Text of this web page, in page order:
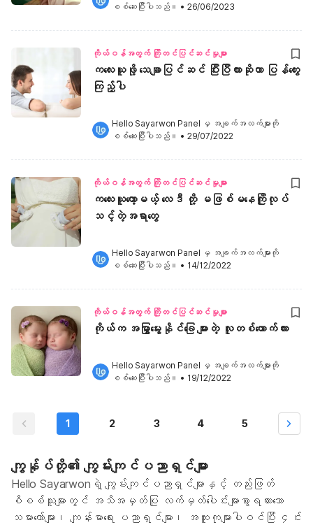
စစ်ဆေးပြီးပါသည်။ • 26/06/2023
ကိုယ်ဝန်အတွက် ကြိုတင်ပြင်ဆင်မှုများ
ကလေးယူဖို့ သေချာပြင်ဆင် ပြီးပြီလားဆိုတာ ပြန်တွေး
ကြည့်ပါ
Hello Sayarwon Panel မှ အချက်အလက်များကို
စစ်ဆေးပြီးပါသည်။ • 29/07/2022
ကိုယ်ဝန်အတွက် ကြိုတင်ပြင်ဆင်မှုများ
ကလေးယူတော့မယ့် လေဒီ တို့ မဖြစ်မနေကြိုလုပ်
သင့်တဲ့အရာတွေ
Hello Sayarwon Panel မှ အချက်အလက်များကို
စစ်ဆေးပြီးပါသည်။ • 14/12/2022
ကိုယ်ဝန်အတွက် ကြိုတင်ပြင်ဆင်မှုများ
ကိုယ်က အမြွှာမွေးနိုင်ခြေ များတဲ့ လူတစ်ယောက်လား
Hello Sayarwon Panel မှ အချက်အလက်များကို
စစ်ဆေးပြီးပါသည်။ • 19/12/2022
1 2 3 4 5
ကျွန်ုပ်တို့၏ ကျွမ်းကျင်ပညာရှင်များ
Hello Sayarwonရဲ့ ကျွမ်းကျင်ပညာရှင်များနှင့် တည်းဖြတ်
စိစစ်သူများတွင် အသိအမှတ်ပြု လက်မှတ်ပေါင်းများစွာရထားသော
သမားတော်များ၊ ကျန်းမာရေး ပညာရှင်များ၊ အထူးကုများပါဝင်ပြီး ၄င်း